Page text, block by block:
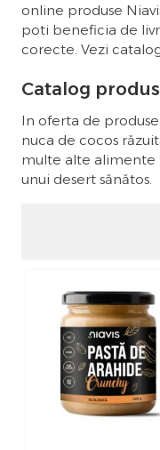
online produse
poti beneficia de
corecte. Vezi
Catalog
In oferta de produse
nuca de cocos
multe alte alimente
unui desert sănătos.